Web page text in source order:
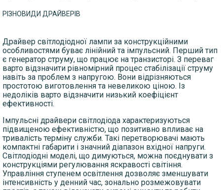
РІЗНОВИДИ ДРАЙВЕРІВ
Драйвер світлодіодної лампи за конструкційними
особливостями буває лінійний та імпульсний. Перший тип
є генератор струму, що працює на транзисторі. З переваг
варто відзначити рівномірний процес стабілізації струму
навіть за проблем з напругою. Вони відрізняються
простотою виготовлення та невеликою ціною. Із
недоліків варто відзначити низький коефіцієнт
ефективності.
Імпульсні драйвери світлодіода характеризуються
підвищеною ефективністю, що позитивно впливає на
тривалість терміну служби. Такі перетворювачі мають
компактні габарити і значний діапазон вхідної напруги.
Світлодіодні моделі, що димуються, можна поєднувати з
конструкціями регулювання яскравості світіння.
Управління ступенем освітлення дозволяє зменшувати
інтенсивність у денний час, зонально розмежовувати